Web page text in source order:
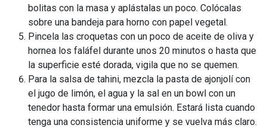
bolitas con la masa y aplástalas un poco. Colócalas
sobre una bandeja para horno con papel vegetal.
Pincela las croquetas con un poco de aceite de oliva y
hornea los faláfel durante unos 20 minutos o hasta que
la superficie esté dorada, vigila que no se quemen.
Para la salsa de tahini, mezcla la pasta de ajonjolí con
el jugo de limón, el agua y la sal en un bowl con un
tenedor hasta formar una emulsión. Estará lista cuando
tenga una consistencia uniforme y se vuelva más claro.